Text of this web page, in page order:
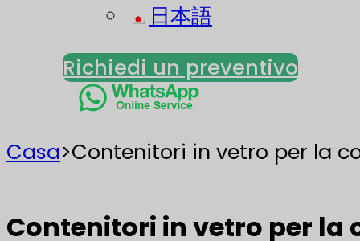
日本語
Richiedi un preventivo
Casa>Contenitori in vetro per la
Contenitori in vetro per la